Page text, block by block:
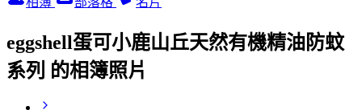
eggshell蛋可小鹿山丘天然有機精油防蚊
系列 的相簿照片